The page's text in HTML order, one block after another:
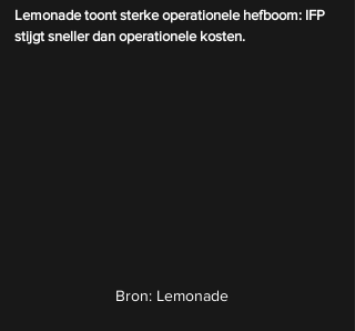
Lemonade toont sterke operationele hefboom: IFP
stijgt sneller dan operationele kosten.
Bron: Lemonade